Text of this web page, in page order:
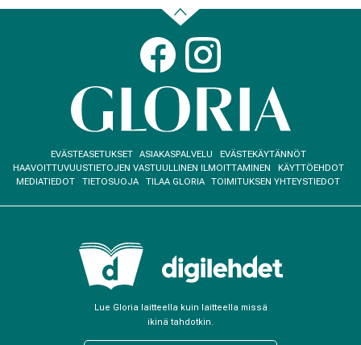
"Vaalea koti rauhoittaa
elämäntilanteessamme"
Back
to
beginning
EVÄSTEASETUKSET ASIAKASPALVELU
EVÄSTEKÄYTÄNNÖT
HAAVOITTUVUUSTIETOJEN VASTUULLINEN ILMOITTAMINEN
KÄYTTÖEHDOT
MEDIATIEDOT
TIETOSUOJA TILAA GLORIA TOIMITUKSEN YHTEYSTIEDOT
Lue Gloria laitteella kuin laitteella missä
ikinä tahdotkin.